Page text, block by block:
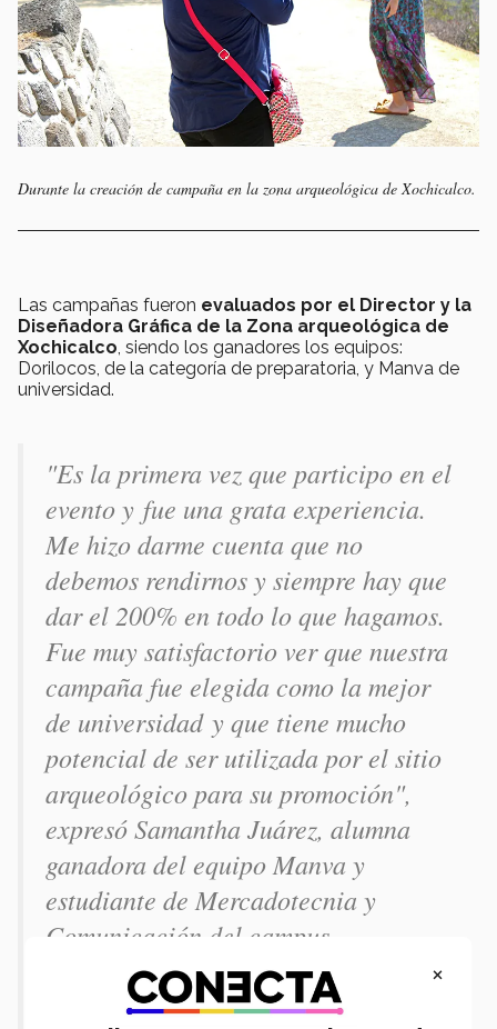
Durante la creación de campaña en la zona arqueológica de Xochicalco.
Las campañas fueron evaluados por el Director y la
Diseñadora Gráfica de la Zona arqueológica de
Xochicalco, siendo los ganadores los equipos:
Dorilocos, de la categoría de preparatoria, y Manva de
universidad.
"Es la primera vez que participo en el
evento y fue una grata experiencia.
Me hizo darme cuenta que no
debemos rendirnos y siempre hay que
dar el 200% en todo lo que hagamos.
Fue muy satisfactorio ver que nuestra
campaña fue elegida como la mejor
de universidad y que tiene mucho
potencial de ser utilizada por el sitio
arqueológico para su promoción",
expresó Samantha Juárez, alumna
ganadora del equipo Manva y
estudiante de Mercadotecnia y
Comunicación del campus.
×